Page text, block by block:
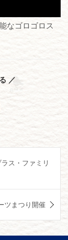
なゴロゴロス
／
ス・ファミリ
ツまつり開催